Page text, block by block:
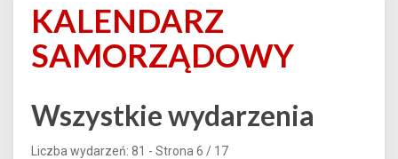
KALENDARZ
SAMORZĄDOWY
Wszystkie wydarzenia
Liczba wydarzeń: 81 - Strona 6 / 17